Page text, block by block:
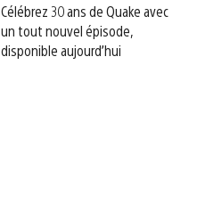
Célébrez 30 ans de Quake avec
un tout nouvel épisode,
disponible aujourd’hui